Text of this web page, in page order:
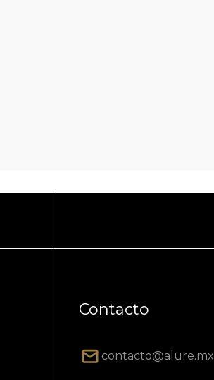
Contacto
contacto@alure.mx